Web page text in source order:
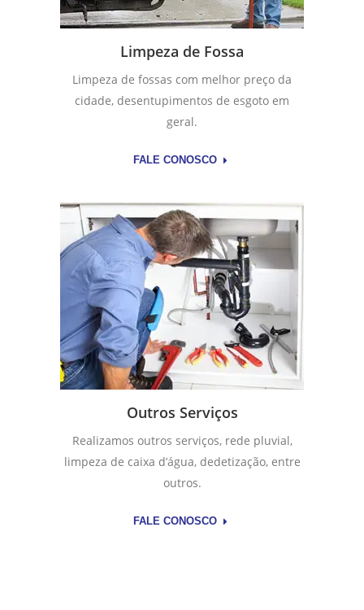
Limpeza de Fossa
Limpeza de fossas com melhor preço da
cidade, desentupimentos de esgoto em
geral.
FALE CONOSCO
Outros Serviços
Realizamos outros serviços, rede pluvial,
limpeza de caixa d’água, dedetização, entre
outros.
FALE CONOSCO